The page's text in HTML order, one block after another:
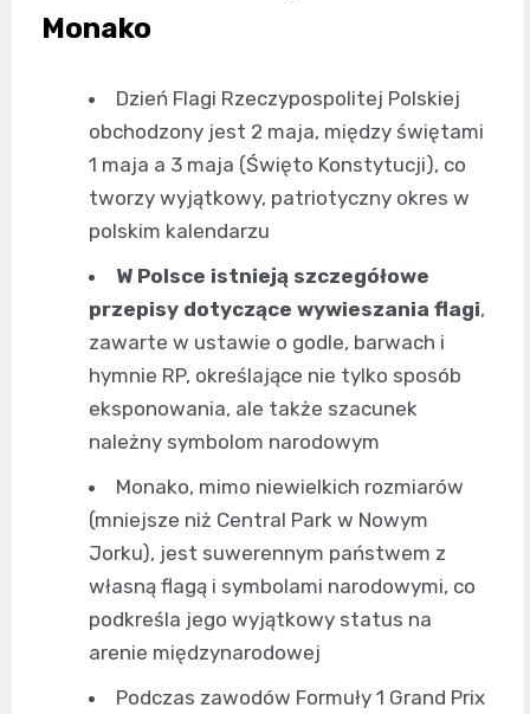
Monako
Dzień Flagi Rzeczypospolitej Polskiej
obchodzony jest 2 maja, między świętami
1 maja a 3 maja (Święto Konstytucji), co
tworzy wyjątkowy, patriotyczny okres w
polskim kalendarzu
W Polsce istnieją szczegółowe
przepisy dotyczące wywieszania flagi,
zawarte w ustawie o godle, barwach i
hymnie RP, określające nie tylko sposób
eksponowania, ale także szacunek
należny symbolom narodowym
Monako, mimo niewielkich rozmiarów
(mniejsze niż Central Park w Nowym
Jorku), jest suwerennym państwem z
własną flagą i symbolami narodowymi, co
podkreśla jego wyjątkowy status na
arenie międzynarodowej
Podczas zawodów Formuły 1 Grand Prix